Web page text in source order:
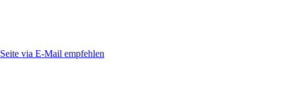
Seite via E-Mail empfehlen